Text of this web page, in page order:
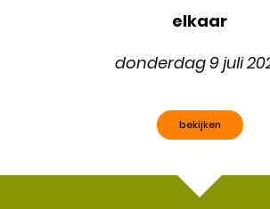
elkaar
donderdag 9 juli
bekijken